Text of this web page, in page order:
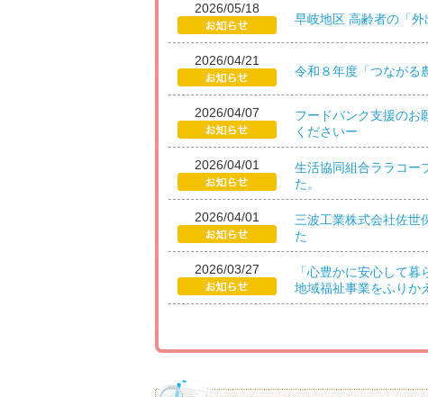
2026/05/18
早岐地区 高齢者の「外
2026/04/21
令和８年度「つながる
2026/04/07
フードバンク支援の
くださいー
2026/04/01
生活協同組合ララコー
た。
2026/04/01
三波工業株式会社佐世
た
2026/03/27
「心豊かに安心して
地域福祉事業をふりか